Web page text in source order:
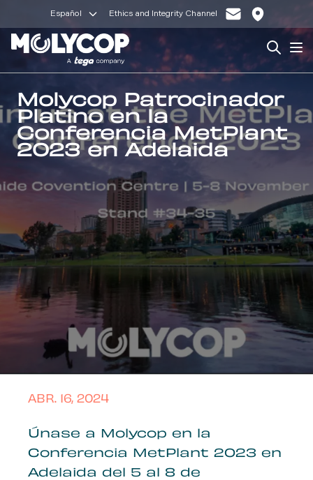
Español Ethics and Integrity Channel
Search
Molycop Patrocinador
Platino en la
Conferencia MetPlant
2023 en Adelaida
ABR. 16, 2024
Únase a Molycop en la
Conferencia MetPlant 2023 en
Adelaida del 5 al 8 de